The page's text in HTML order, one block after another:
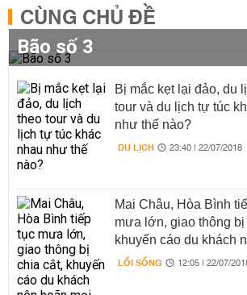
CÙNG CHỦ ĐỀ
Bão số 3
Bị mắc kẹt lại đảo, du
tour và du lịch tự túc
như thế nào?
DU LỊCH 23:40 | 22/07/2018
Mai Châu, Hòa Bình
mưa lớn, giao thông bị
khuyến cáo du khách
mọi kế hoạch xem chơi
LỐI SỐNG 12:05 | 22/07/